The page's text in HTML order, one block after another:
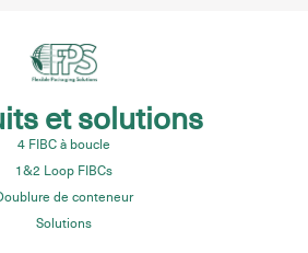
et solutions
4 FIBC à boucle
1&2 Loop FIBCs
de conteneur
Solutions